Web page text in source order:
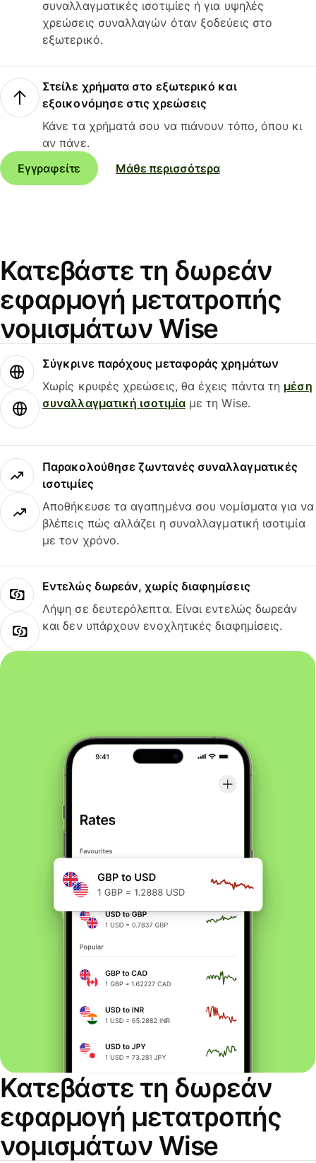
συναλλαγματικές ισοτιμίες ή για υψηλές
χρεώσεις συναλλαγών όταν ξοδεύεις στο
εξωτερικό.
Στείλε χρήματα στο εξωτερικό και
εξοικονόμησε στις χρεώσεις
Κάνε τα χρήματά σου να πιάνουν τόπο, όπου κι
αν πάνε.
Εγγραφείτε
Μάθε περισσότερα
Κατεβάστε τη δωρεάν
εφαρμογή μετατροπής
νομισμάτων Wise
Σύγκρινε παρόχους μεταφοράς χρημάτων
Χωρίς κρυφές χρεώσεις, θα έχεις πάντα τη μέση
συναλλαγματική ισοτιμίαμε τη Wise.
Παρακολούθησε ζωντανές συναλλαγματικές
ισοτιμίες
Αποθήκευσε τα αγαπημένα σου νομίσματα για να
βλέπεις πώς αλλάζει η συναλλαγματική ισοτιμία
με τον χρόνο.
Εντελώς δωρεάν, χωρίς διαφημίσεις
Λήψη σε δευτερόλεπτα. Είναι εντελώς δωρεάν
και δεν υπάρχουν ενοχλητικές διαφημίσεις.
Κατεβάστε τη δωρεάν
εφαρμογή μετατροπής
νομισμάτων Wise